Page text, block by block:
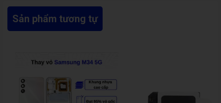
Sản phẩm tương tự